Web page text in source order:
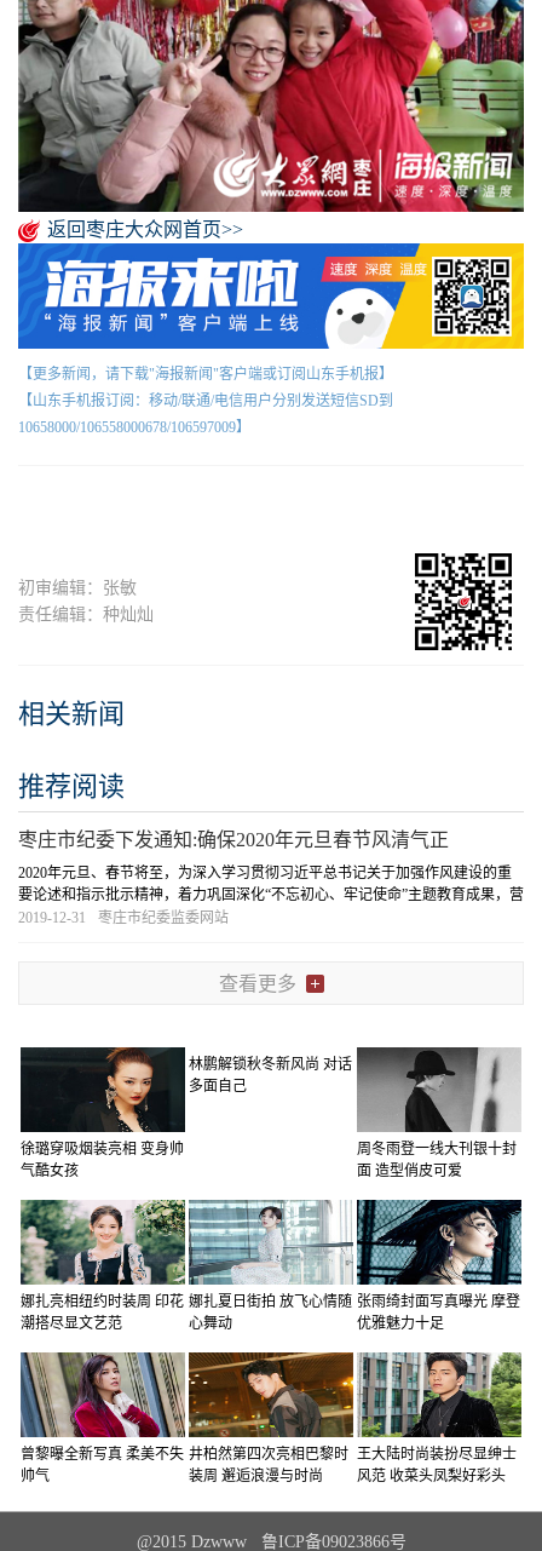
返回枣庄大众网首页>>
【更多新闻，请下载"海报新闻"客户端或订阅山东手机报】
【山东手机报订阅：移动/联通/电信用户分别发送短信SD到
10658000/106558000678/106597009】
初审编辑：张敏
责任编辑：种灿灿
相关新闻
推荐阅读
枣庄市纪委下发通知:确保2020年元旦春节风清气正
2020年元旦、春节将至，为深入学习贯彻习近平总书记关于加强作风建设的重
要论述和指示批示精神，着力巩固深化“不忘初心、牢记使命”主题教育成果，营
造风清气正节日氛围。枣庄市纪委下发通知，就做好2020年元旦...
2019-12-31 枣庄市纪委监委网站
查看更多
徐璐穿吸烟装亮相 变身帅
气酷女孩
林鹏解锁秋冬新风尚 对话
多面自己
周冬雨登一线大刊银十封
面 造型俏皮可爱
娜扎亮相纽约时装周 印花
潮搭尽显文艺范
娜扎夏日街拍 放飞心情随
心舞动
张雨绮封面写真曝光 摩登
优雅魅力十足
曾黎曝全新写真 柔美不失
帅气
井柏然第四次亮相巴黎时
装周 邂逅浪漫与时尚
王大陆时尚装扮尽显绅士
风范 收菜头凤梨好彩头
@2015 Dzwww 鲁ICP备09023866号